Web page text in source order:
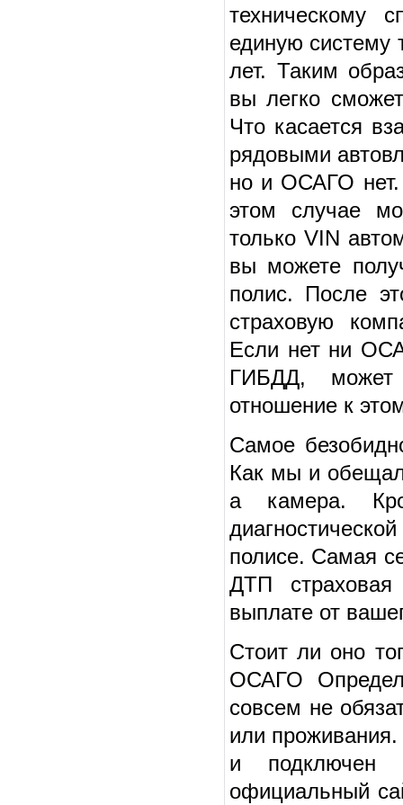
техническому
единую систему
лет. Таким
вы легко
Что касается
рядовыми
но и ОСАГО нет.
этом случае
только VIN
вы можете
полис. После
страховую
Если нет ни
ГИБДД, может
отношение к
Самое
Как мы и
а камера.
полисе. Самая
ДТП
выплате от
Стоит ли оно
ОСАГО
совсем не
или
и подключен
официальный